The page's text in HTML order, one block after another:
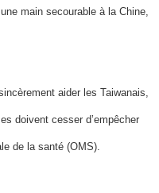
main secourable à la Chine,
aider les Taiwanais,
doivent cesser d’empêcher
de la santé (OMS).